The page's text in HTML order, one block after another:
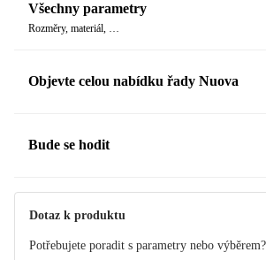
Všechny parametry
Rozměry, materiál, …
Objevte celou nabídku řady Nuova
Bude se hodit
Dotaz k produktu
Potřebujete poradit s parametry nebo výběrem?